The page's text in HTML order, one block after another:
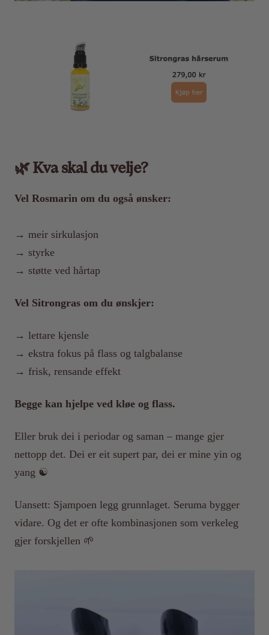
🌿 Kva skal du velje?
Vel Rosmarin om du også ønsker:
→ meir sirkulasjon
→ styrke
→ støtte ved hårtap
Vel Sitrongras om du ønskjer:
→ lettare kjensle
→ ekstra fokus på flass og talgbalanse
→ frisk, rensande effekt
Begge kan hjelpe ved kløe og flass.
Eller bruk dei i periodar og saman – mange gjer
nettopp det. Dei er eit supert par, dei er mine yin og
yang ☯️
Uansett: Sjampoen legg grunnlaget. Seruma bygger
vidare. Og det er ofte kombinasjonen som verkeleg
gjer forskjellen 🌱